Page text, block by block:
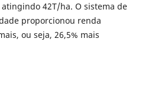
42T/ha. O sistema de
proporcionou renda
ou seja, 26,5% mais